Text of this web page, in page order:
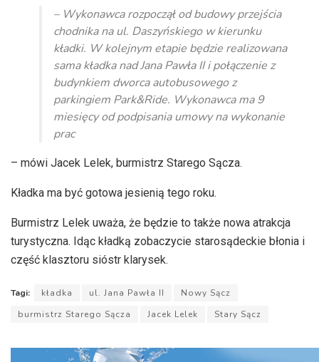
dźwiękowych– Wykonawca rozpoczął od budowy przejścia
chodnika na ul. Daszyńskiego w kierunku
kładki. W kolejnym etapie będzie realizowana
sama kładka nad Jana Pawła II i połączenie z
budynkiem dworca autobusowego z
parkingiem Park&Ride. Wykonawca ma 9
miesięcy od podpisania umowy na wykonanie
prac
– mówi Jacek Lelek, burmistrz Starego Sącza.
Kładka ma być gotowa jesienią tego roku.
Burmistrz Lelek uważa, że będzie to także nowa atrakcja
turystyczna. Idąc kładką zobaczycie starosądeckie błonia i
część klasztoru sióstr klarysek.
Tagi: kładka ul. Jana Pawła II
Nowy Sącz
burmistrz Starego Sącza
Jacek Lelek Stary Sącz